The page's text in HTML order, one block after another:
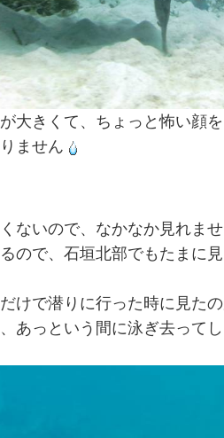
大きくて、ちょっと怖い顔
ません
ないので、なかなか見れま
ので、石垣北部でもたまに
けで潜りに行った時に見た
あっという間に泳ぎ去って